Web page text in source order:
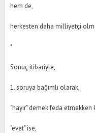
hem de,
herkesten daha milliyetçi
*
Sonuç itibariyle,
1. soruya bağımlı olarak,
"hayır" demek feda etmekken
"evet" ise,